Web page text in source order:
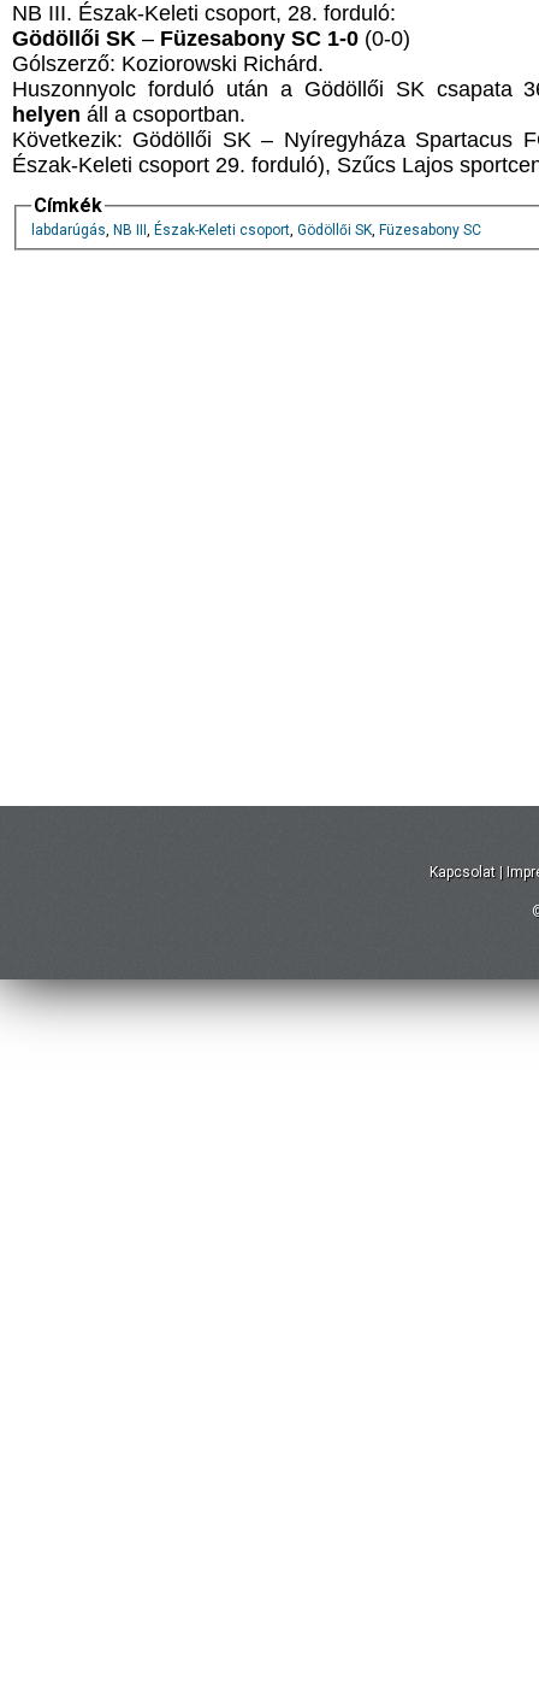
NB III. Észak-Keleti csoport, 28. forduló:
Gödöllői SK – Füzesabony SC 1-0 (0-0)
Gólszerző: Koziorowski Richárd.
Huszonnyolc forduló után a Gödöllői SK csapata
helyen áll a csoportban.
Következik: Gödöllői SK – Nyíregyháza Spartacus
Észak-Keleti csoport 29. forduló), Szűcs Lajos
Címkék
labdarúgás, NB III , Észak-Keleti csoport, Gödöllői SK, Füzesabony SC
Kapcsolat |